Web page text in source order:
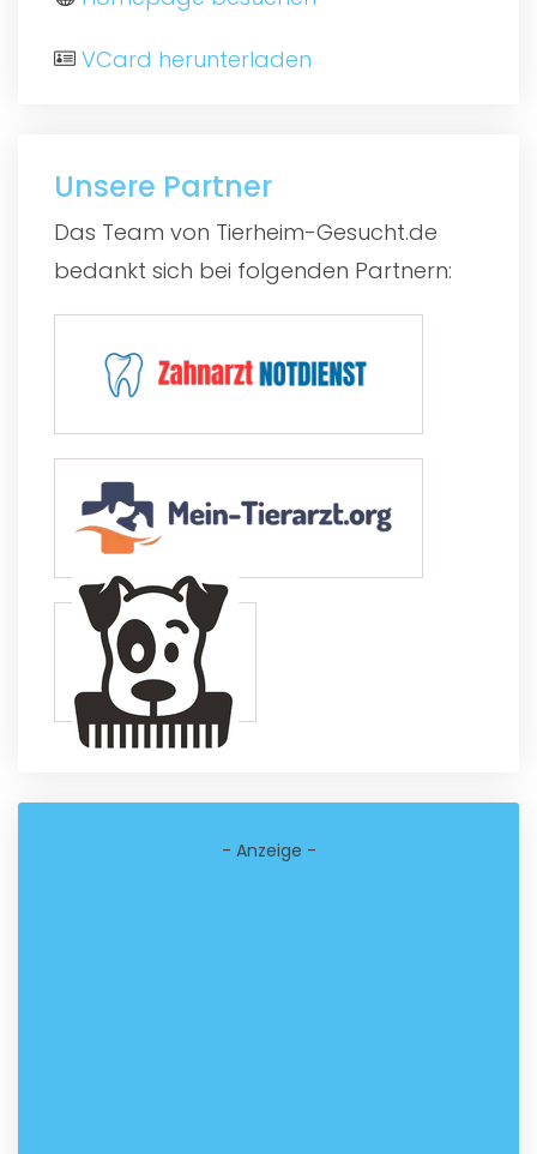
VCard herunterladen
Unsere Partner
Das Team von Tierheim-Gesucht.de
bedankt sich bei folgenden Partnern:
- Anzeige -